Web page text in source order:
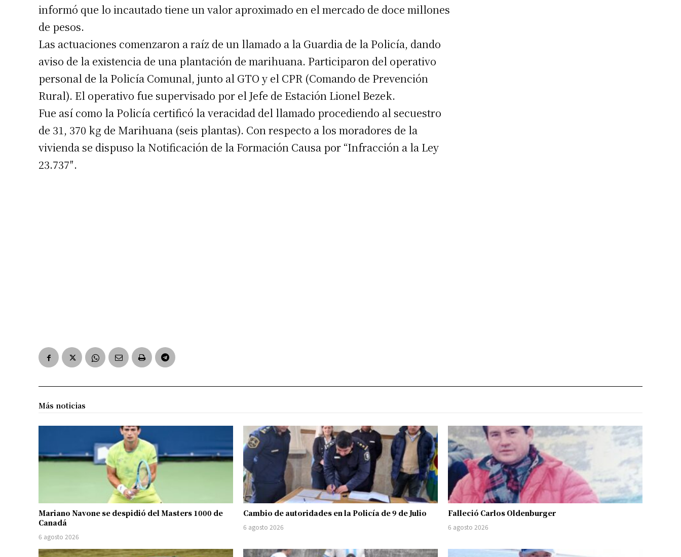
informó que lo incautado tiene un valor aproximado en el mercado de doce millones
de pesos.
Las actuaciones comenzaron a raíz de un llamado a la Guardia de la Policía, dando
aviso de la existencia de una plantación de marihuana. Participaron del operativo
personal de la Policía Comunal, junto al GTO y el CPR (Comando de Prevención
Rural). El operativo fue supervisado por el Jefe de Estación Lionel Bezek.
Fue así como la Policía certificó la veracidad del llamado procediendo al secuestro
de 31, 370 kg de Marihuana (seis plantas). Con respecto a los moradores de la
vivienda se dispuso la Notificación de la Formación Causa por “Infracción a la Ley
23.737″.
Más noticias
Mariano Navone se despidió del Masters 1000 de
Canadá
6 agosto 2026
Cambio de autoridades en la Policía de 9 de Julio
6 agosto 2026
Falleció Carlos Oldenburger
6 agosto 2026